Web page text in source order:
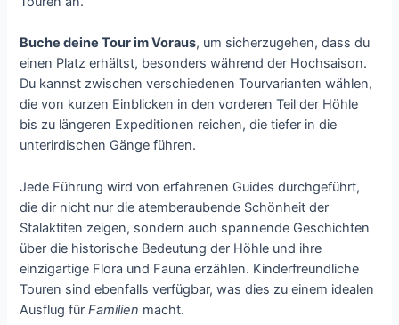
Buche deine Tour im Voraus, um sicherzugehen, dass du
einen Platz erhältst, besonders während der Hochsaison.
Du kannst zwischen verschiedenen Tourvarianten wählen,
die von kurzen Einblicken in den vorderen Teil der Höhle
bis zu längeren Expeditionen reichen, die tiefer in die
unterirdischen Gänge führen.
Jede Führung wird von erfahrenen Guides durchgeführt,
die dir nicht nur die atemberaubende Schönheit der
Stalaktiten zeigen, sondern auch spannende Geschichten
über die historische Bedeutung der Höhle und ihre
einzigartige Flora und Fauna erzählen. Kinderfreundliche
Touren sind ebenfalls verfügbar, was dies zu einem idealen
Ausflug fürFamilien macht.